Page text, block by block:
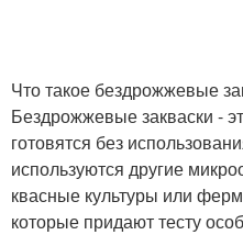
Что такое бездрожжевые
Бездрожжевые закваски -
готовятся без
используются другие
квасные культуры или
которые придают тесту